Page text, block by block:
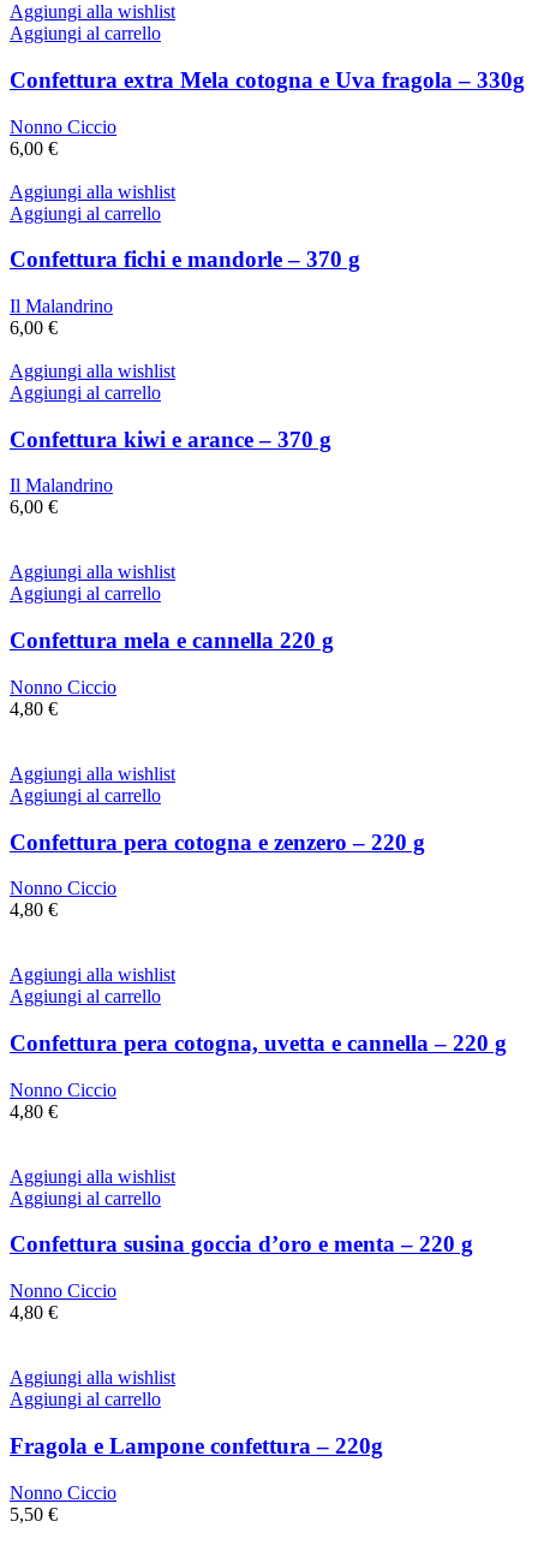
Aggiungi alla wishlist
Aggiungi al carrello
Confettura extra Mela cotogna e Uva fragola – 330g
Nonno Ciccio
6,00 €
Aggiungi alla wishlist
Aggiungi al carrello
Confettura fichi e mandorle – 370 g
Il Malandrino
6,00 €
Aggiungi alla wishlist
Aggiungi al carrello
Confettura kiwi e arance – 370 g
Il Malandrino
6,00 €
Aggiungi alla wishlist
Aggiungi al carrello
Confettura mela e cannella 220 g
Nonno Ciccio
4,80 €
Aggiungi alla wishlist
Aggiungi al carrello
Confettura pera cotogna e zenzero – 220 g
Nonno Ciccio
4,80 €
Aggiungi alla wishlist
Aggiungi al carrello
Confettura pera cotogna, uvetta e cannella – 220 g
Nonno Ciccio
4,80 €
Aggiungi alla wishlist
Aggiungi al carrello
Confettura susina goccia d’oro e menta – 220 g
Nonno Ciccio
4,80 €
Aggiungi alla wishlist
Aggiungi al carrello
Fragola e Lampone confettura – 220g
Nonno Ciccio
5,50 €